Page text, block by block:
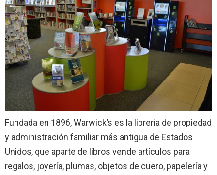
Fundada en 1896, Warwick’s es la librería de propiedad
y administración familiar más antigua de Estados
Unidos, que aparte de libros vende artículos para
regalos, joyería, plumas, objetos de cuero, papelería y